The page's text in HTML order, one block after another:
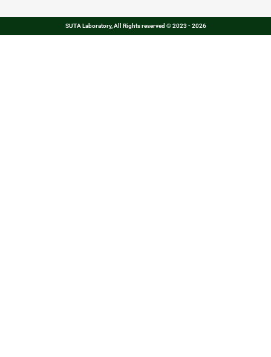
SUTA Laboratory, All Rights reserved © 2023 - 2026